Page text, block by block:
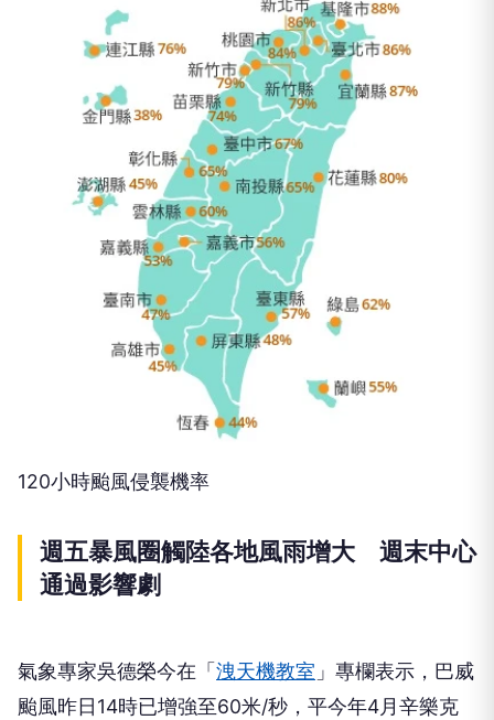
120小時颱風侵襲機率
週五暴風圈觸陸各地風雨增大 週末中心
通過影響劇
氣象專家吳德榮今在「 洩天機教室 」專欄表示，巴威
颱風昨日14時已增強至60米/秒，平今年4月辛樂克